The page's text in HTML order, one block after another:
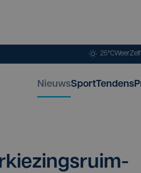
25°CWeer
NieuwsSportTendens